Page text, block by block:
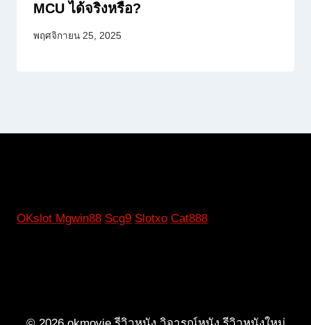
MCU ได้จริงหรือ?
พฤศจิกายน 25, 2025
OKslot Mgwin88 Scg9 Slotxo Cat888